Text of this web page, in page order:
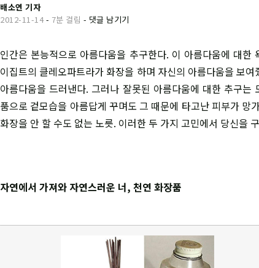
배소연 기자
2012-11-14- 7분 걸림 - 댓글 남기기
인간은 본능적으로 아름다움을 추구한다. 이 아름다움에 대
이집트의 클레오파트라가 화장을 하며 자신의 아름다움을 보
아름다움을 드러낸다. 그러나 잘못된 아름다움에 대한 추구
품으로 겉모습을 아름답게 꾸며도 그 때문에 타고난 피부가 망
화장을 안 할 수도 없는 노릇. 이러한 두 가지 고민에서 당신을
자연에서 가져와 자연스러운 너, 천연 화장품